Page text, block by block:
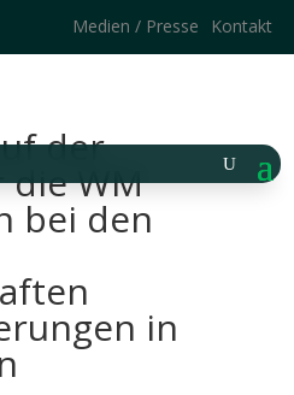
Medien / Presse Kontakt
der
WM
bei den
in